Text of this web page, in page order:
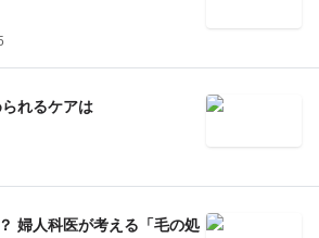
れるケアは
婦人科医が考える「毛の処